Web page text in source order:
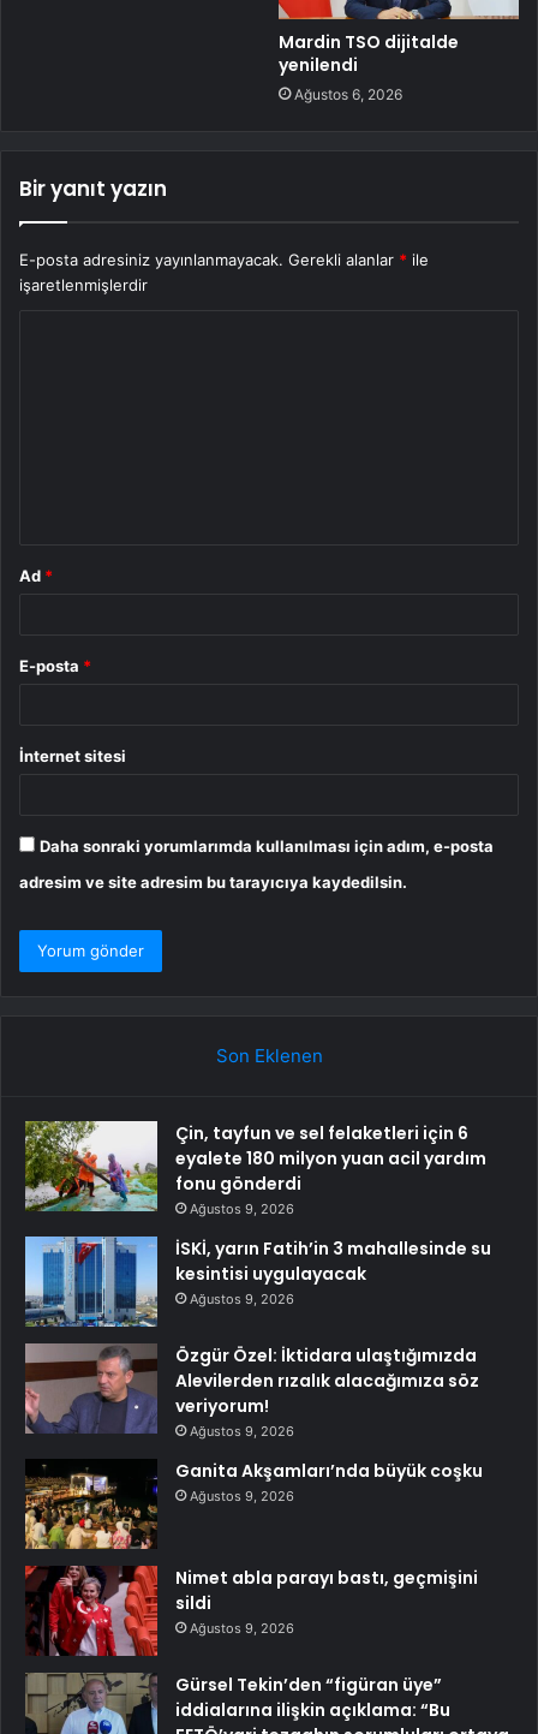
Mardin TSO dijitalde
yenilendi
Ağustos 6, 2026
Bir yanıt yazın
E-posta adresiniz yayınlanmayacak. Gerekli alanlar * ile
işaretlenmişlerdir
Ad *
E-posta *
İnternet sitesi
Daha sonraki yorumlarımda kullanılması için adım, e-posta
adresim ve site adresim bu tarayıcıya kaydedilsin.
Son Eklenen
Çin, tayfun ve sel felaketleri için 6
eyalete 180 milyon yuan acil yardım
fonu gönderdi
Ağustos 9, 2026
İSKİ, yarın Fatih’in 3 mahallesinde su
kesintisi uygulayacak
Ağustos 9, 2026
Özgür Özel: İktidara ulaştığımızda
Alevilerden rızalık alacağımıza söz
veriyorum!
Ağustos 9, 2026
Ganita Akşamları’nda büyük coşku
Ağustos 9, 2026
Nimet abla parayı bastı, geçmişini
sildi
Ağustos 9, 2026
Gürsel Tekin’den “figüran üye”
iddialarına ilişkin açıklama: “Bu